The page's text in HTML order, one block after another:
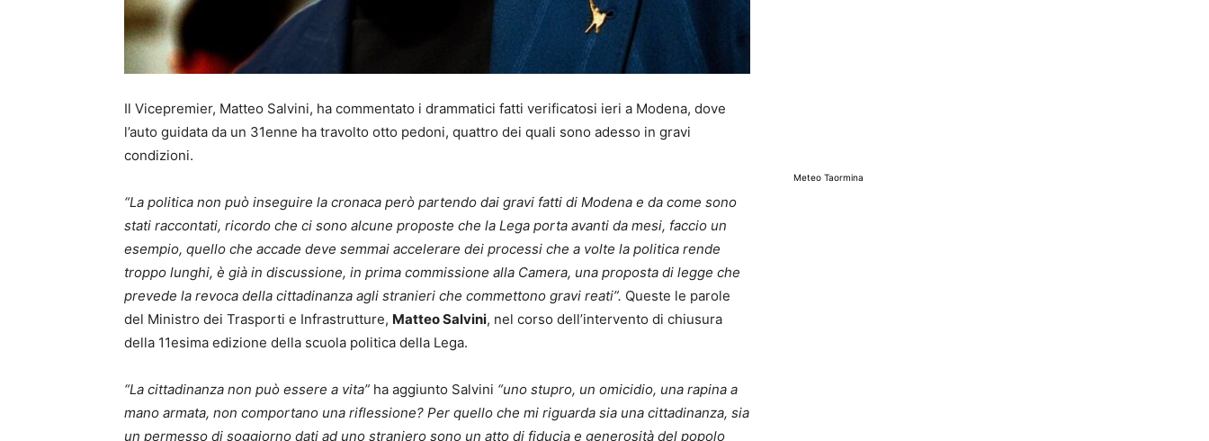
Il Vicepremier, Matteo Salvini, ha commentato i drammatici fatti verificatosi ieri a Modena, dove
l’auto guidata da un 31enne ha travolto otto pedoni, quattro dei quali sono adesso in gravi
condizioni.
“La politica non può inseguire la cronaca però partendo dai gravi fatti di Modena e da come sono
stati raccontati, ricordo che ci sono alcune proposte che la Lega porta avanti da mesi, faccio un
esempio, quello che accade deve semmai accelerare dei processi che a volte la politica rende
troppo lunghi, è già in discussione, in prima commissione alla Camera, una proposta di legge che
prevede la revoca della cittadinanza agli stranieri che commettono gravi reati”. Queste le parole
del Ministro dei Trasporti e Infrastrutture, Matteo Salvini, nel corso dell’intervento di chiusura
della 11esima edizione della scuola politica della Lega.
“La cittadinanza non può essere a vita” ha aggiunto Salvini “uno stupro, un omicidio, una rapina a
mano armata, non comportano una riflessione? Per quello che mi riguarda sia una cittadinanza, sia
un permesso di soggiorno dati ad uno straniero sono un atto di fiducia e generosità del popolo
Meteo Taormina